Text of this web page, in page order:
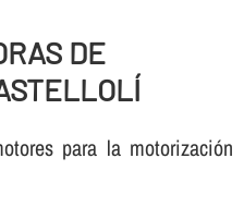
DE
para la motorización